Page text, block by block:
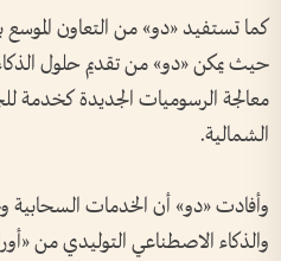
كما تستفيد «دو» من التعاون الموسع
حيث يمكن «دو» من تقديم حلول
معالجة الرسوميات الجديدة كخدمة
الشمالية.
وأفادت «دو» أن الخدمات
والذكاء الاصطناعي التوليدي من